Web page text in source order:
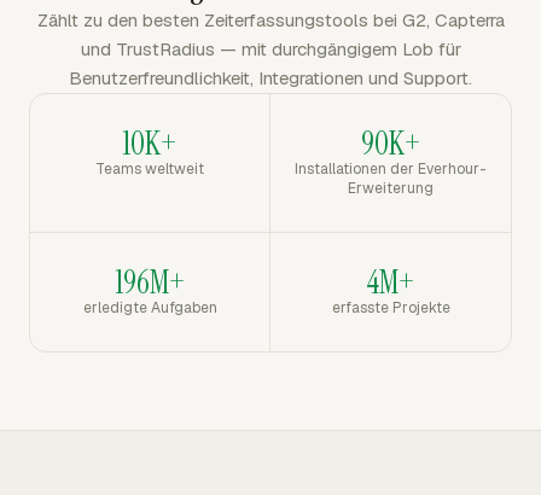
Zählt zu den besten Zeiterfassungstools bei G2, Capterra
und TrustRadius — mit durchgängigem Lob für
Benutzerfreundlichkeit, Integrationen und Support.
10K+
Teams weltweit
90K+
Installationen der Everhour-
Erweiterung
196M+
erledigte Aufgaben
4M+
erfasste Projekte